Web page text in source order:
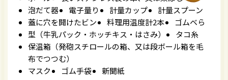
泡だて器
電子量り 計量カップ
計量スプーン
蓋に穴を開けたビン
料理用温度計2本
ゴムベら
型（牛乳パック・ホッチキス・はさみ）
タコ糸
保温箱（発砲スチロールの箱、又は段ボール箱を毛
布でつつむ）
マスク
ゴム手袋 新聞紙